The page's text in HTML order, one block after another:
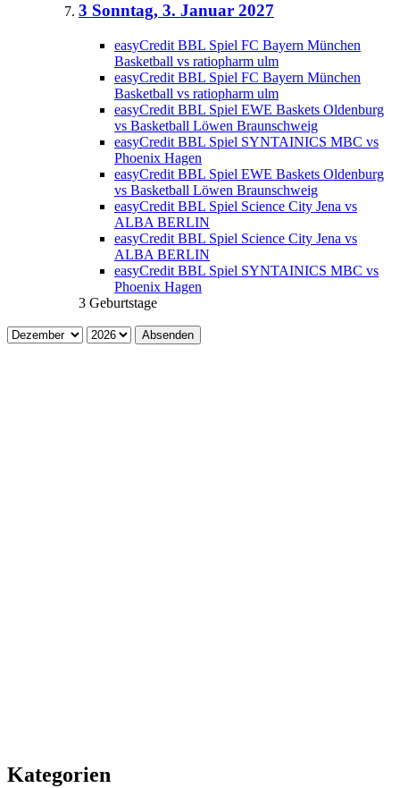
3 Sonntag, 3. Januar 2027
easyCredit BBL Spiel FC Bayern München
Basketball vs ratiopharm ulm
easyCredit BBL Spiel FC Bayern München
Basketball vs ratiopharm ulm
easyCredit BBL Spiel EWE Baskets Oldenburg
vs Basketball Löwen Braunschweig
easyCredit BBL Spiel SYNTAINICS MBC vs
Phoenix Hagen
easyCredit BBL Spiel EWE Baskets Oldenburg
vs Basketball Löwen Braunschweig
easyCredit BBL Spiel Science City Jena vs
ALBA BERLIN
easyCredit BBL Spiel Science City Jena vs
ALBA BERLIN
easyCredit BBL Spiel SYNTAINICS MBC vs
Phoenix Hagen
3 Geburtstage
Absenden
Kategorien